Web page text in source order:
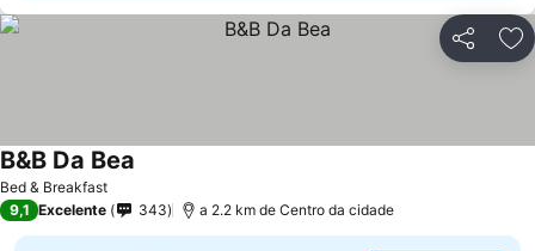
Partilhar
Bed & Breakfast
B&B Da Bea
9,1 Excelente 343 a 2.2 km de Centro da cidade